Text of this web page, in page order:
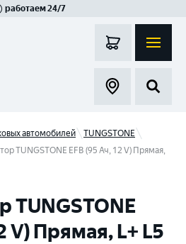
работаем 24/7
автомобилей
TUNGSTONE
TUNGSTONE EFB (95 Ач, 12 V) Прямая,
TUNGSTONE
V) Прямая, L+ L5